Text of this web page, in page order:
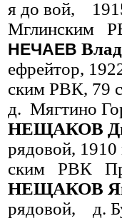
я до вой,
Мглинским
НЕЧАЕВ
ефрейтор,
ским РВК, 79
д. Мягтино
НЕЩАКОВ
рядовой,
ским РВК
НЕЩАКОВ
рядовой, д.